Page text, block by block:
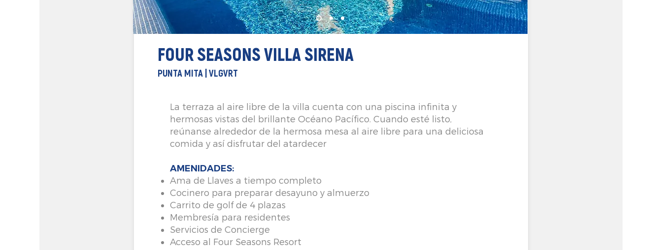
FOUR SEASONS VILLA SIRENA
PUNTA MITA | VLGVRT
La terraza al aire libre de la villa cuenta con una piscina infinita y
hermosas vistas del brillante Océano Pacífico. Cuando esté listo,
reúnanse alrededor de la hermosa mesa al aire libre para una deliciosa
comida y así disfrutar del atardecer
AMENIDADES:
Ama de Llaves a tiempo completo
Cocinero para preparar desayuno y almuerzo
Carrito de golf de 4 plazas
Membresía para residentes
Servicios de Concierge
Acceso al Four Seasons Resort